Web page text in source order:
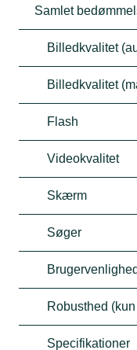
Samlet
Billedkvalitet
Billedkvalitet
Flash
Videokvalitet
Skærm
Søger
Brugervenlighed
Robusthed
Specifikationer